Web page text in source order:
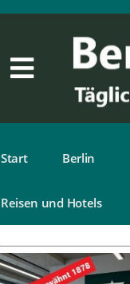
Start Berlin
Reisen und Hotels